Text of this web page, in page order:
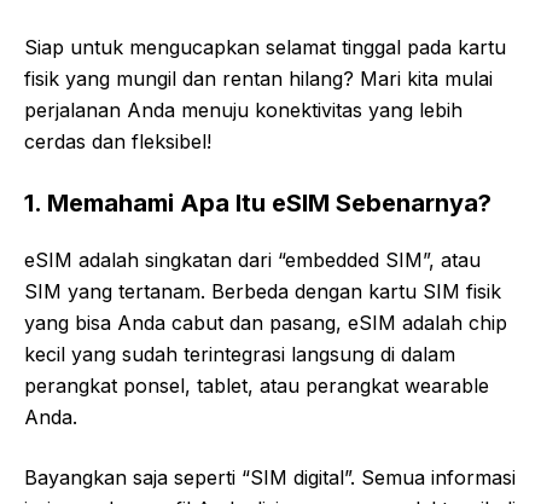
Siap untuk mengucapkan selamat tinggal pada kartu
fisik yang mungil dan rentan hilang? Mari kita mulai
perjalanan Anda menuju konektivitas yang lebih
cerdas dan fleksibel!
1. Memahami Apa Itu eSIM Sebenarnya?
eSIM adalah singkatan dari “embedded SIM”, atau
SIM yang tertanam. Berbeda dengan kartu SIM fisik
yang bisa Anda cabut dan pasang, eSIM adalah chip
kecil yang sudah terintegrasi langsung di dalam
perangkat ponsel, tablet, atau perangkat wearable
Anda.
Bayangkan saja seperti “SIM digital”. Semua informasi